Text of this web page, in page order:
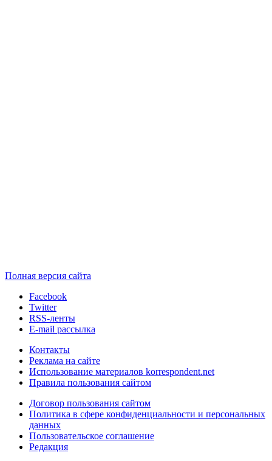
Полная версия сайта
Facebook
Twitter
RSS-ленты
E-mail рассылка
Контакты
Реклама на сайте
Использование материалов korrespondent.net
Правила пользования сайтом
Договор пользования сайтом
Политика в сфере конфиденциальности и персональных
данных
Пользовательское соглашение
Редакция